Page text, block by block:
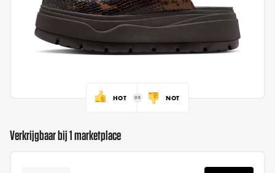
HOT NOT
Verkrijgbaar bij 1 marketplace